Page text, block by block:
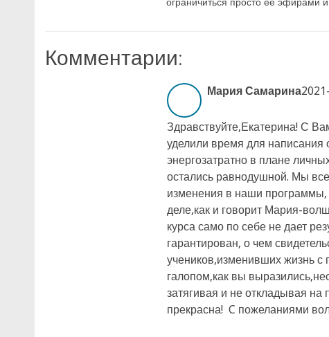
Комментарии:
Мария Самарина
Здравствуйте,Екатерина! С
уделили время для
энергозатратно в плане
остались равнодушной. Мы
изменения в наши
деле,как и говорит Мария-
курса само по себе не дает
гарантирован, о чем
учеников,изменивших жизнь с
галопом,как вы
затягивая и не откладывая
прекрасна! C пожеланиями